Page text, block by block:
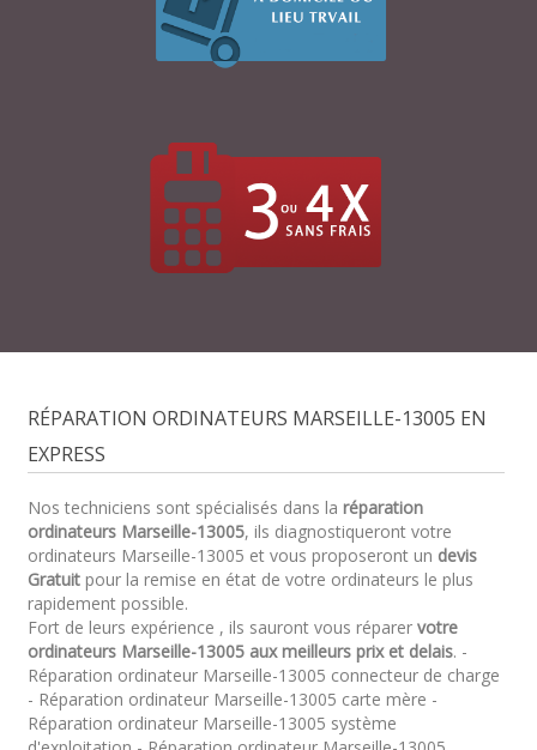
RÉPARATION ORDINATEURS MARSEILLE-13005 EN
EXPRESS
Nos techniciens sont spécialisés dans la réparation
ordinateurs Marseille-13005, ils diagnostiqueront votre
ordinateurs Marseille-13005 et vous proposeront un devis
Gratuitpour la remise en état de votre ordinateurs le plus
rapidement possible.
Fort de leurs expérience , ils sauront vous réparer votre
ordinateurs Marseille-13005 aux meilleurs prix et delais. -
Réparation ordinateur Marseille-13005 connecteur de charge
- Réparation ordinateur Marseille-13005 carte mère -
Réparation ordinateur Marseille-13005 système